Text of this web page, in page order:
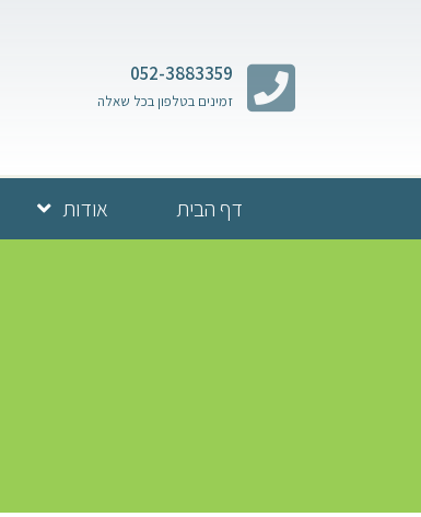
052-3883359
זמינים בטלפון בכל שאלה
דף הבית אודות